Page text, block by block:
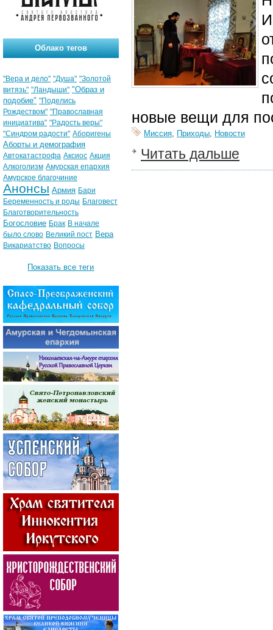
новые вещи для
Миссия, Приходы, Новости
Читать дальше
Облако тегов
"Вера и дело" "Душа" "Золотой
витязь" "Ландыши" "Образ и
подобие" "Поделись
Рождеством" "Православная
инициатива" "Радость веры"
"Синдром радости" Аборигены
Аборты и демография
Автокатастрофа Аксиос Акция
Алкоголизм Амурская епархия
Амурское благочиние
Анонсы Армия Бари
Беременность и роды Благовест
Благотворительность
Богословие Брак В начале
было слово Великий пост Вера
Викариатство Вопросы
Показать все теги